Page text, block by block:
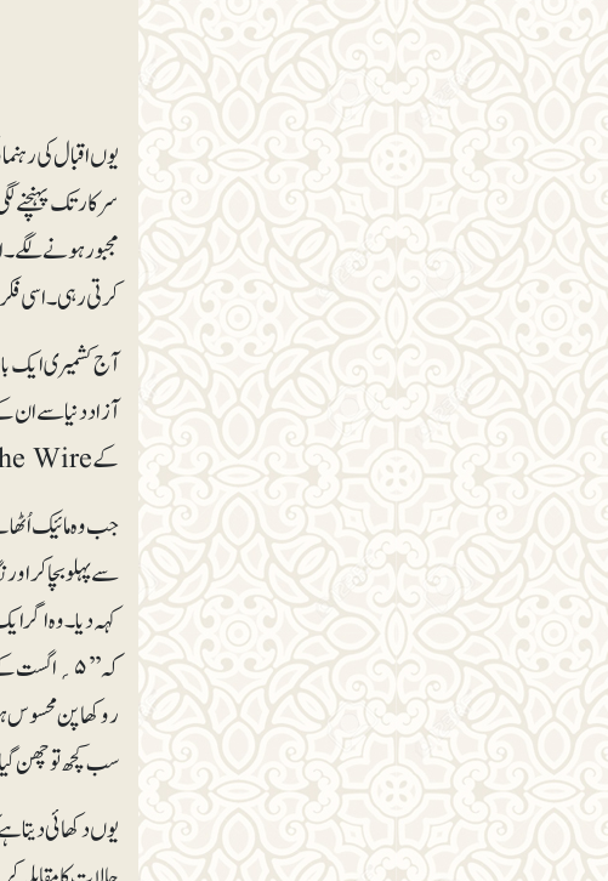
یوں اقبال کی
سرکارتک پہنچنے
مجبور ہونے لگے۔
کرتی رہی۔اسی
آزاد دنیا سے ان
کےThe Wire ٹی وی کی میزبان عارفہ خانم شیروانی صاحبہ نے اس سال جنوری میں اپنے دورۂ سری نگر میں کی تھی۔
سے پہلو بچاکر
کہہ دیا۔وہ اگر
کہ’’
روکھا پن محسوس
سب کچھ تو چھن
یوں دکھائی دیتا